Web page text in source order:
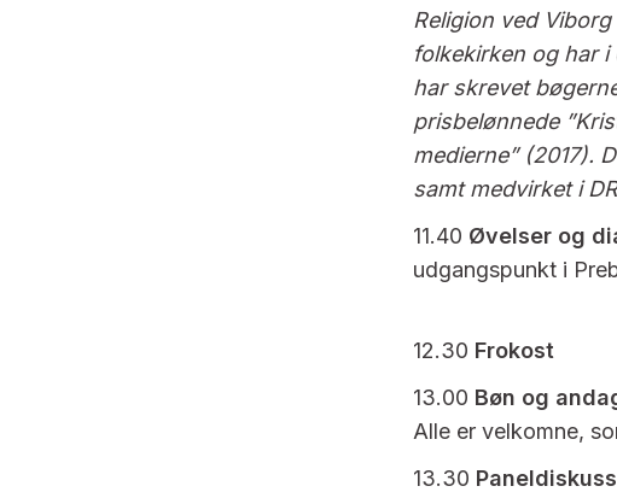
Religion ved
folkekirken og har
har skrevet
prisbelønnede
medierne” (2017).
samt medvirket i
11.40 Øvelser og
udgangspunkt i
12.30 Frokost
13.00 Bøn og
Alle er velkomne,
13.30